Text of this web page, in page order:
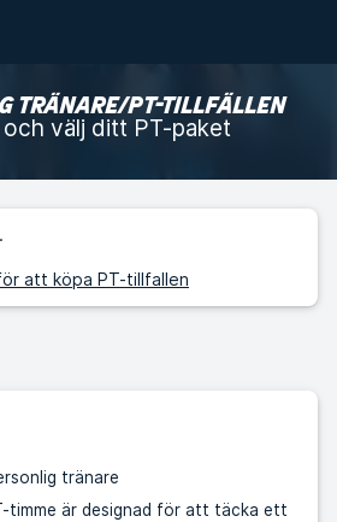
TRÄNARE/PT-TILLFÄLLEN
välj ditt PT-paket
att köpa PT-tillfallen
tränare
timme är designad för att täcka ett